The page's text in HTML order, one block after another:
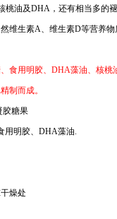
桃油及DHA，还有相当多的
维生素A、维生素D等营养
食用明胶、DHA藻油、核桃
制而成。
胶糖果
用明胶、DHA藻油.
燥处